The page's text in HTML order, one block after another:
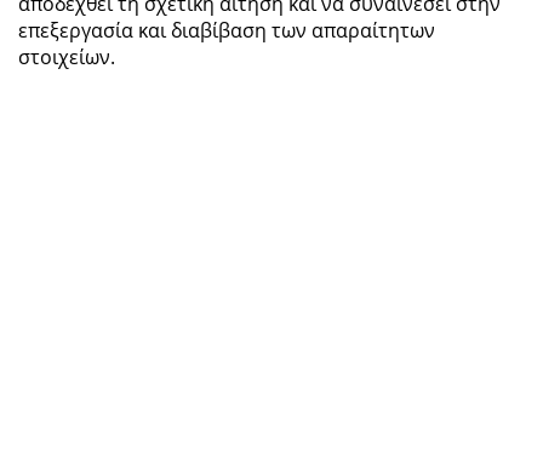
επεξεργασία και διαβίβαση των απαραίτητων
στοιχείων.